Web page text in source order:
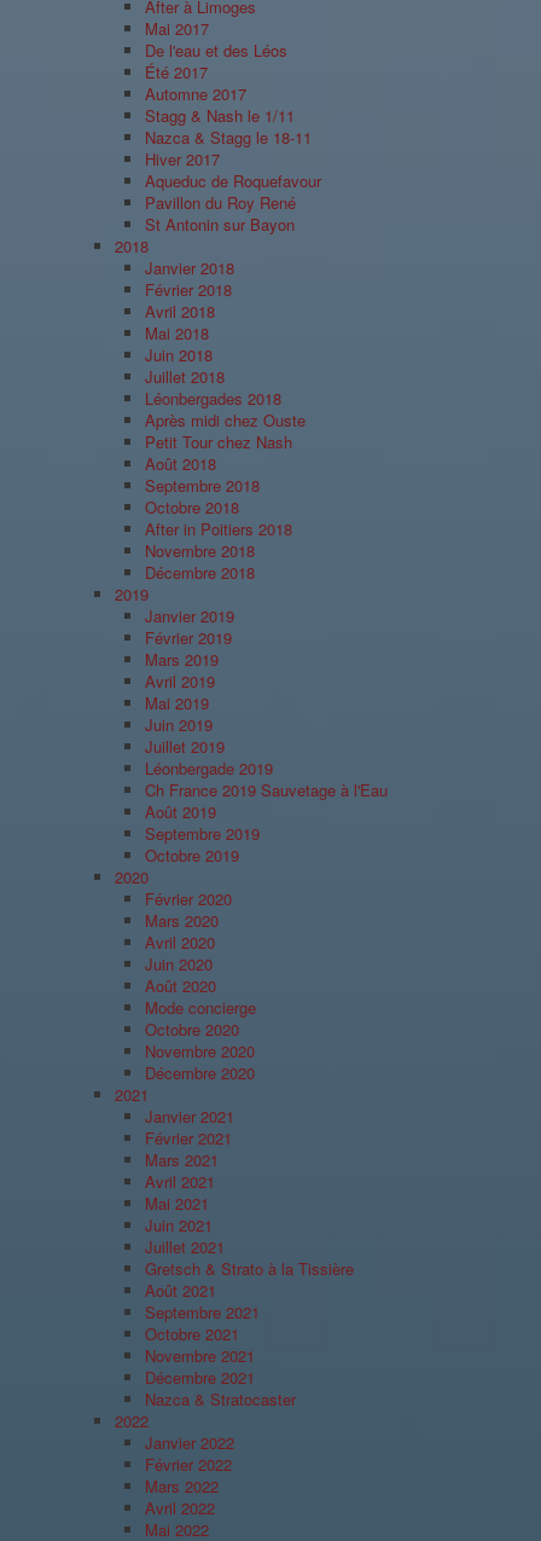
After à Limoges
Mai 2017
De l'eau et des Léos
Été 2017
Automne 2017
Stagg & Nash le 1/11
Nazca & Stagg le 18-11
Hiver 2017
Aqueduc de Roquefavour
Pavillon du Roy René
St Antonin sur Bayon
2018
Janvier 2018
Février 2018
Avril 2018
Mai 2018
Juin 2018
Juillet 2018
Léonbergades 2018
Après midi chez Ouste
Petit Tour chez Nash
Août 2018
Septembre 2018
Octobre 2018
After in Poitiers 2018
Novembre 2018
Décembre 2018
2019
Janvier 2019
Février 2019
Mars 2019
Avril 2019
Mai 2019
Juin 2019
Juillet 2019
Léonbergade 2019
Ch France 2019 Sauvetage à l'Eau
Août 2019
Septembre 2019
Octobre 2019
2020
Février 2020
Mars 2020
Avril 2020
Juin 2020
Août 2020
Mode concierge
Octobre 2020
Novembre 2020
Décembre 2020
2021
Janvier 2021
Février 2021
Mars 2021
Avril 2021
Mai 2021
Juin 2021
Juillet 2021
Gretsch & Strato à la Tissière
Août 2021
Septembre 2021
Octobre 2021
Novembre 2021
Décembre 2021
Nazca & Stratocaster
2022
Janvier 2022
Février 2022
Mars 2022
Avril 2022
Mai 2022